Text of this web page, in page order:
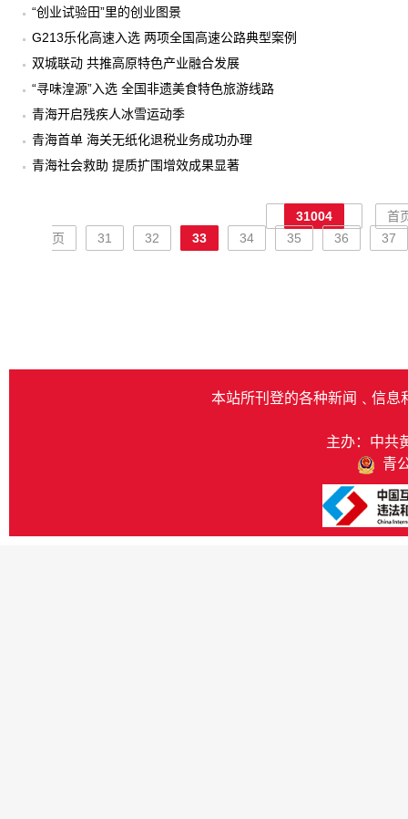
“创业试验田”里的创业图景
G213乐化高速入选 两项全国高速公路典型案例
双城联动 共推高原特色产业融合发展
“寻味湟源”入选 全国非遗美食特色旅游线路
青海开启残疾人冰雪运动季
青海首单 海关无纸化退税业务成功办理
青海社会救助 提质扩围增效成果显著
31004
首
页
31 32 33 34 35 36 37
本站所刊登的各种新闻﹑信息
主办：中共
青